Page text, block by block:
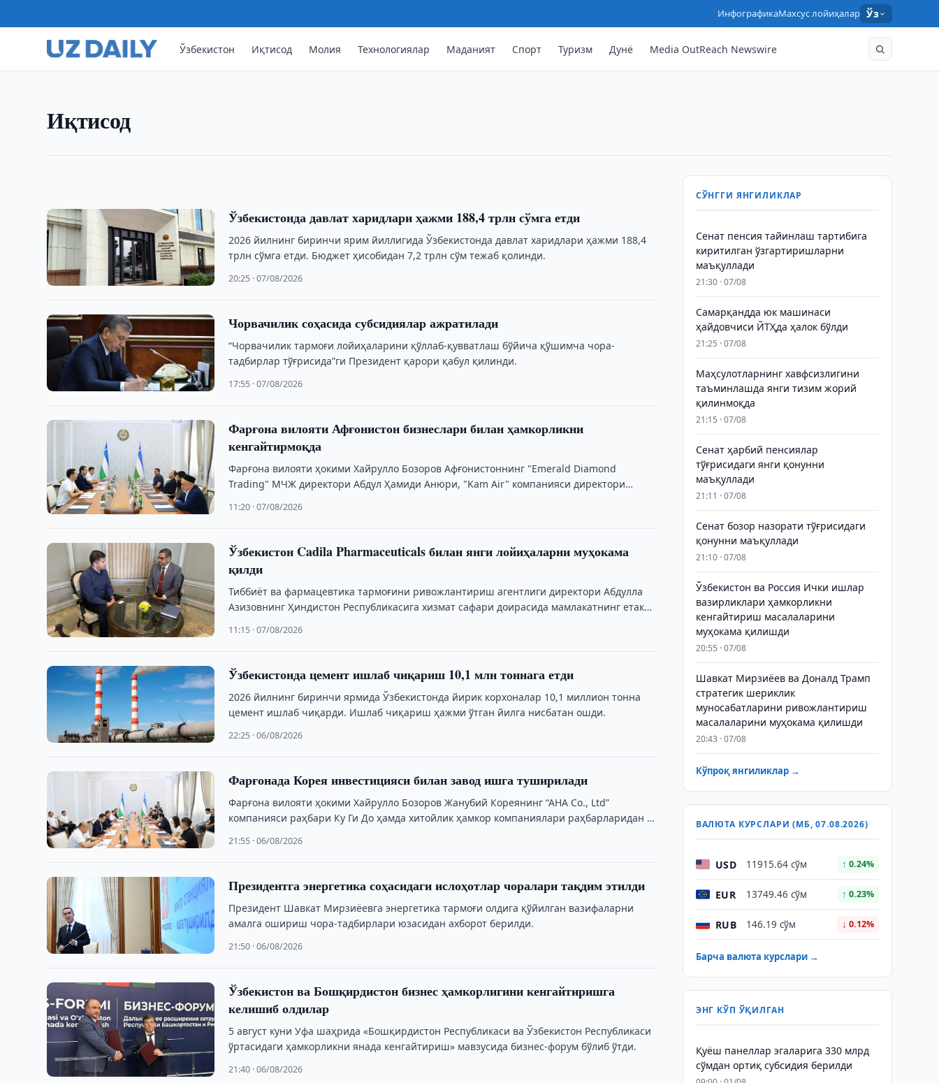
ИнфографикаМахсус лойиҳалар Ўз
Ўзбекистон Иқтисод Молия Технологиялар Маданият Спорт Туризм Дунё Media OutReach Newswire
Иқтисод
ИҚТИСОД
қонунчилиги бузилган бўлиши мумкинлиги юзасидан иш қўзғатди.
Ўзбекистонда давлат харидлари ҳажми 188,4 трлн сўмга етди
2026 йилнинг биринчи ярим йиллигида Ўзбекистонда давлат харидлари ҳажми 188,4
трлн сўмга етди. Бюджет ҳисобидан 7,2 трлн сўм тежаб қолинди.
20:25 · 07/08/2026
Чорвачилик соҳасида субсидиялар ажратилади
“Чорвачилик тармоғи лойиҳаларини қўллаб-қувватлаш бўйича қўшимча чора-
тадбирлар тўғрисида”ги Президент қарори қабул қилинди.
17:55 · 07/08/2026
Фарғона вилояти Афғонистон бизнеслари билан ҳамкорликни
кенгайтирмоқда
Фарғона вилояти ҳокими Хайрулло Бозоров Афғонистоннинг "Emerald Diamond
Trading" МЧЖ директори Абдул Ҳамиди Анюри, "Kam Air" компанияси директори
11:20 · 07/08/2026
Ўзбекистон Cadila Pharmaceuticals билан янги лойиҳаларни муҳокама
қилди
Тиббиёт ва фармацевтика тармоғини ривожлантириш агентлиги директори Абдулла
Азизовнинг Ҳиндистон Республикасига хизмат сафари доирасида мамлакатнинг етакчи
11:15 · 07/08/2026
Ўзбекистонда цемент ишлаб чиқариш 10,1 млн тоннага етди
2026 йилнинг биринчи ярмида Ўзбекистонда йирик корхоналар 10,1 миллион тонна
цемент ишлаб чиқарди. Ишлаб чиқариш ҳажми ўтган йилга нисбатан ошди.
22:25 · 06/08/2026
Фарғонада Корея инвестицияси билан завод ишга туширилади
Фарғона вилояти ҳокими Хайрулло Бозоров Жанубий Кореянинг “AHA Co., Ltd”
компанияси раҳбари Ку Ги До ҳамда хитойлик ҳамкор компаниялари раҳбарларидан …
21:55 · 06/08/2026
Президентга энергетика соҳасидаги ислоҳотлар чоралари тақдим этилди
Президент Шавкат Мирзиёевга энергетика тармоғи олдига қўйилган вазифаларни
амалга ошириш чора-тадбирлари юзасидан ахборот берилди.
21:50 · 06/08/2026
Ўзбекистон ва Бошқирдистон бизнес ҳамкорлигини кенгайтиришга
келишиб олдилар
5 август куни Уфа шаҳрида «Бошқирдистон Республикаси ва Ўзбекистон Республикаси
ўртасидаги ҳамкорликни янада кенгайтириш» мавзусида бизнес-форум бўлиб ўтди.
21:40 · 06/08/2026
СЎНГГИ ЯНГИЛИКЛАР
Сенат пенсия тайинлаш тартибига
киритилган ўзгартиришларни
маъқуллади
21:30 · 07/08
Самарқандда юк машинаси
ҳайдовчиси ЙТҲда ҳалок бўлди
21:25 · 07/08
Маҳсулотларнинг хавфсизлигини
таъминлашда янги тизим жорий
қилинмоқда
21:15 · 07/08
Сенат ҳарбий пенсиялар
тўғрисидаги янги қонунни
маъқуллади
21:11 · 07/08
Сенат бозор назорати тўғрисидаги
қонунни маъқуллади
21:10 · 07/08
Ўзбекистон ва Россия Ички ишлар
вазирликлари ҳамкорликни
кенгайтириш масалаларини
муҳокама қилишди
20:55 · 07/08
Шавкат Мирзиёев ва Доналд Трамп
стратегик шериклик
муносабатларини ривожлантириш
масалаларини муҳокама қилишди
20:43 · 07/08
Кўпроқ янгиликлар →
ВАЛЮТА КУРСЛАРИ (МБ, 07.08.2026)
USD 11915.64 сўм ↑ 0.24%
EUR 13749.46 сўм ↑ 0.23%
RUB 146.19 сўм ↓ 0.12%
Барча валюта курслари →
ЭНГ КЎП ЎҚИЛГАН
Қуёш панеллар эгаларига 330 млрд
сўмдан ортиқ субсидия берилди